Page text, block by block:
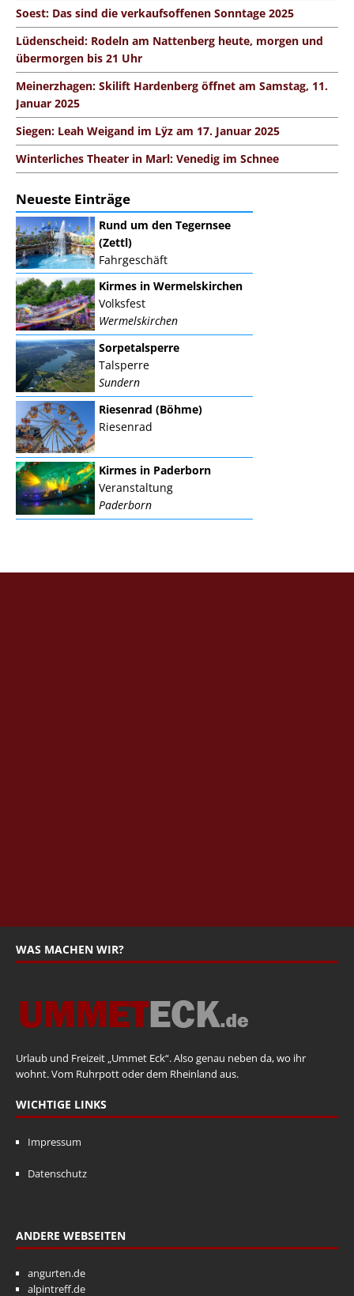
Soest: Das sind die verkaufsoffenen Sonntage 2025
Lüdenscheid: Rodeln am Nattenberg heute, morgen und
übermorgen bis 21 Uhr
Meinerzhagen: Skilift Hardenberg öffnet am Samstag, 11.
Januar 2025
Siegen: Leah Weigand im Lÿz am 17. Januar 2025
Winterliches Theater in Marl: Venedig im Schnee
Neueste Einträge
Rund um den Tegernsee
(Zettl)
Fahrgeschäft
Kirmes in Wermelskirchen
Volksfest
Wermelskirchen
Sorpetalsperre
Talsperre
Sundern
Riesenrad (Böhme)
Riesenrad
Kirmes in Paderborn
Veranstaltung
Paderborn
WAS MACHEN WIR?
Urlaub und Freizeit „Ummet Eck“. Also genau neben da, wo ihr
wohnt. Vom Ruhrpott oder dem Rheinland aus.
WICHTIGE LINKS
Impressum
Datenschutz
ANDERE WEBSEITEN
angurten.de
alpintreff.de